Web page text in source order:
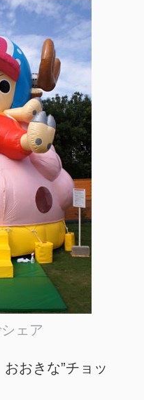
ェア
おきな”チョッ